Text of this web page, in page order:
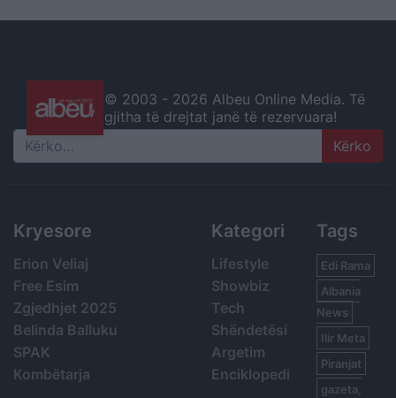
© 2003 - 2026 Albeu Online Media. Të
gjitha të drejtat janë të rezervuara!
Search
Kryesore
Erion Veliaj
Free Esim
Zgjedhjet 2025
Belinda Balluku
SPAK
Kombëtarja
Kategori
Lifestyle
Showbiz
Tech
Shëndetësi
Argetim
Enciklopedi
Tags
Edi Rama
Albania
News
Ilir Meta
Piranjat
gazeta,